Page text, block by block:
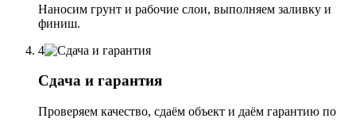
Наносим грунт и рабочие слои, выполняем заливку и
финиш.
4
Сдача и гарантия
Проверяем качество, сдаём объект и даём гарантию по